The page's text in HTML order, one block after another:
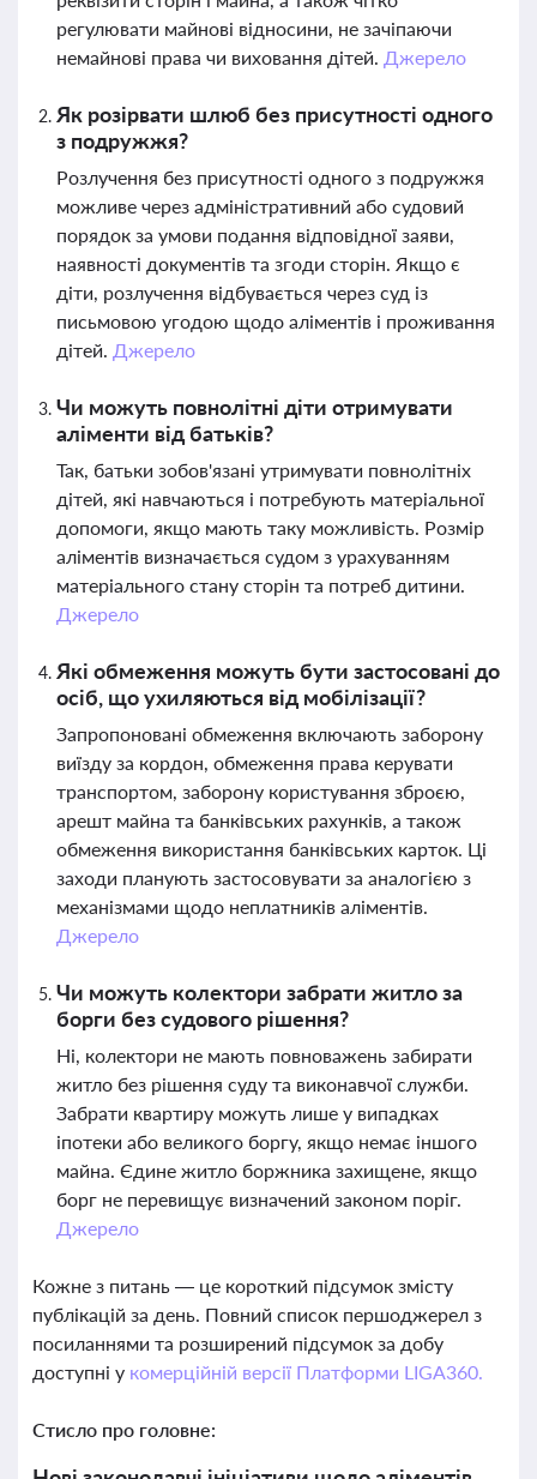
регулювати майнові відносини, не зачіпаючи
немайнові права чи виховання дітей. Джерело
Як розірвати шлюб без присутності одного
з подружжя?
Розлучення без присутності одного з подружжя
можливе через адміністративний або судовий
порядок за умови подання відповідної заяви,
наявності документів та згоди сторін. Якщо є
діти, розлучення відбувається через суд із
письмовою угодою щодо аліментів і проживання
дітей. Джерело
Чи можуть повнолітні діти отримувати
аліменти від батьків?
Так, батьки зобов'язані утримувати повнолітніх
дітей, які навчаються і потребують матеріальної
допомоги, якщо мають таку можливість. Розмір
аліментів визначається судом з урахуванням
матеріального стану сторін та потреб дитини.
Джерело
Які обмеження можуть бути застосовані до
осіб, що ухиляються від мобілізації?
Запропоновані обмеження включають заборону
виїзду за кордон, обмеження права керувати
транспортом, заборону користування зброєю,
арешт майна та банківських рахунків, а також
обмеження використання банківських карток. Ці
заходи планують застосовувати за аналогією з
механізмами щодо неплатників аліментів.
Джерело
Чи можуть колектори забрати житло за
борги без судового рішення?
Ні, колектори не мають повноважень забирати
житло без рішення суду та виконавчої служби.
Забрати квартиру можуть лише у випадках
іпотеки або великого боргу, якщо немає іншого
майна. Єдине житло боржника захищене, якщо
борг не перевищує визначений законом поріг.
Джерело
Кожне з питань — це короткий підсумок змісту
публікацій за день. Повний список першоджерел з
посиланнями та розширений підсумок за добу
доступні у комерційній версії Платформи LIGA360.
Стисло про головне: